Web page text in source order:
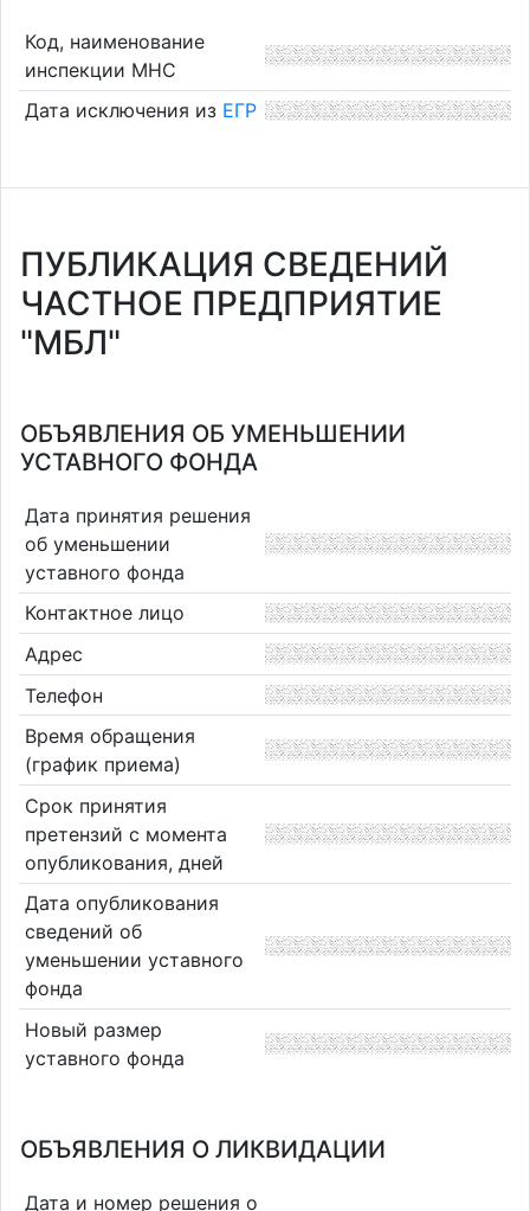
Код, наименование
инспекции МНС
Дата исключения из ЕГР
ПУБЛИКАЦИЯ СВЕДЕНИЙ
ЧАСТНОЕ ПРЕДПРИЯТИЕ
"МБЛ"
ОБЪЯВЛЕНИЯ ОБ УМЕНЬШЕНИИ
УСТАВНОГО ФОНДА
Дата принятия решения
об уменьшении
уставного фонда
Контактное лицо
Адрес
Телефон
Время обращения
(график приема)
Срок принятия
претензий с момента
опубликования, дней
Дата опубликования
сведений об
уменьшении уставного
фонда
Новый размер
уставного фонда
ОБЪЯВЛЕНИЯ О ЛИКВИДАЦИИ
Дата и номер решения о